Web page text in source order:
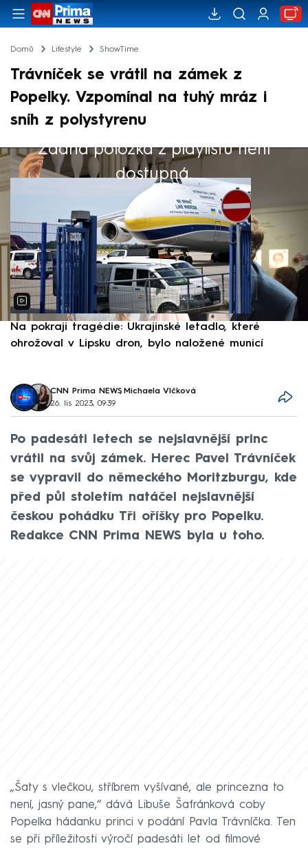
Domů Lifestyle ShowTime
Trávníček se vrátil na zámek z
Popelky. Vzpomínal na tuhý mráz i
sníh z polystyrenu
Žádná položka z playlistu není
dostupná.
Výběr redakce
Na pokraji tragédie: Ukrajinské letadlo, které
ohrožoval v Lipsku dron, bylo naložené municí
CNN Prima NEWS, Michaela Vlčková
26. lis 2023, 09:39
Po padesáti letech se nejslavnější princ
vrátil na svůj zámek. Herec Pavel Trávníček
se vypravil do německého Moritzburgu, kde
před půl stoletím natáčel nejslavnější
českou pohádku Tři oříšky pro Popelku.
Redakce CNN Prima NEWS byla u toho.
„Šaty s vlečkou, stříbrem vyšívané, ale princezna to
není, jasný pane,“ dává Libuše Šafránková coby
Popelka hádanku princi v podání Pavla Trávníčka. Ten
se při příležitosti výročí padesáti let od filmové